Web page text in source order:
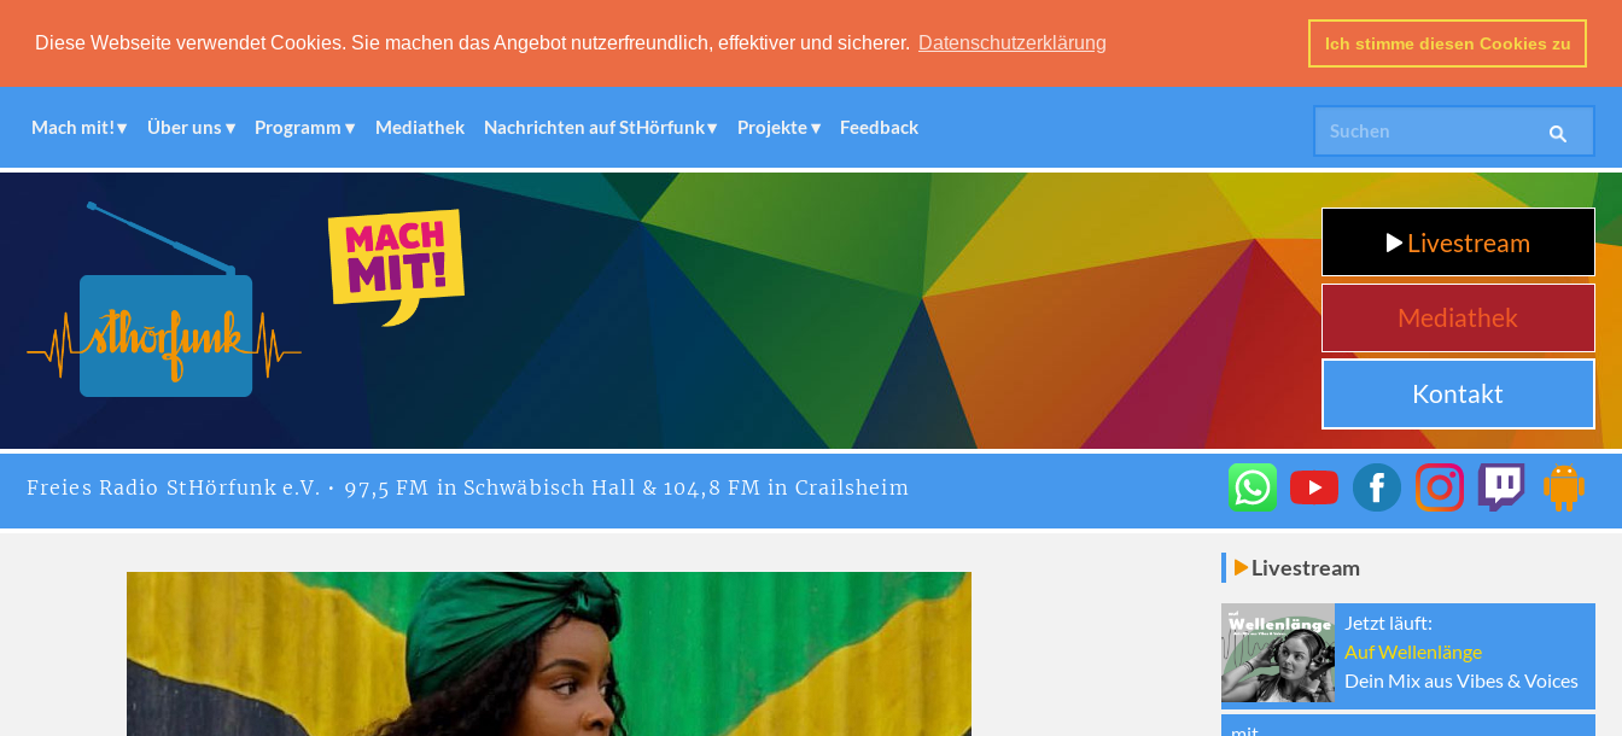
Diese Webseite verwendet Cookies. Sie machen das Angebot nutzerfreundlich, effektiver und sicherer. Datenschutzerklärung Ich stimme diesen Cookies zu
Mach mit! Über uns Programm Mediathek Nachrichten auf StHörfunk Projekte Feedback
Livestream
Mediathek
Kontakt
Freies Radio StHörfunke.V. • 97,5 FM in Schwäbisch Hall & 104,8 FM in Crailsheim
Livestream
Jetzt läuft:
Auf Wellenlänge
Dein Mix aus Vibes & Voices